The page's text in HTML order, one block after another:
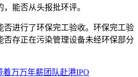
能否从头报批环评。
进行了环保完工验收。环保完工验
否存正在污染管理设备未经环保部分
着万万年薪团队赴港IPO